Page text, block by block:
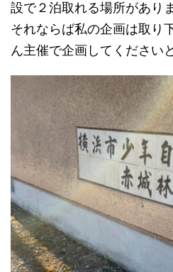
設で２泊取れる場所があり
それならば私の企画は取り
ん主催で企画してください